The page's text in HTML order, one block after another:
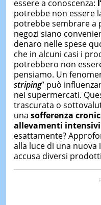
Biblioteca del
essere a conoscenza:
potrebbe non essere
potrebbe sembrare a
negozi siano
denaro nelle spese
che in alcuni casi i
potrebbero non
pensiamo. Un
striping” può
nei supermercati.
trascurata o
una sofferenza
allevamenti intensivi
esattamente?
alla luce di una
accusa diversi